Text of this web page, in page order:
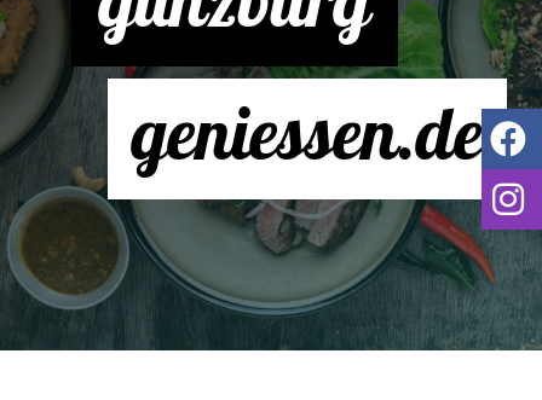
geniessen.de